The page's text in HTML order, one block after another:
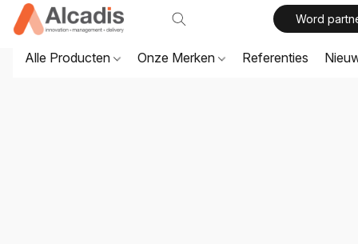
Word
Alle Producten Onze Merken Referenties